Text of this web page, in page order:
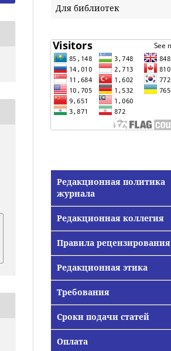
Для библиотек
Редакционная политика
журнала
Редакционная коллегия
Правила рецензирования
Редакционная этика
Требования
Сроки подачи статей
Оплата